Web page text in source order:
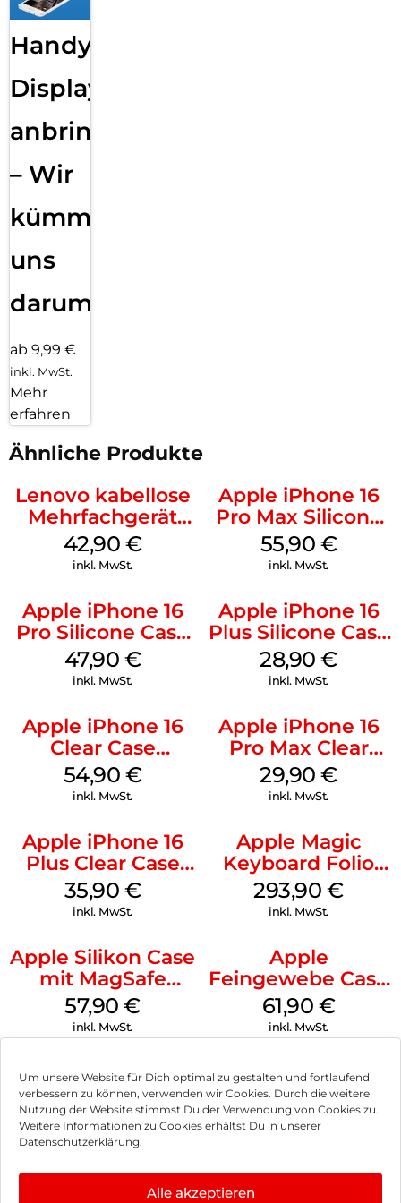
Um unsere Website für Dich optimal zu gestalten und fortlaufend
verbessern zu können, verwenden wir Cookies. Durch die weitere
Nutzung der Website stimmst Du der Verwendung von Cookies zu.
Weitere Informationen zu Cookies erhältst Du in unserer
Datenschutzerklärung.
Alle akzeptieren
Handy
Displayfolie
anbringen
– Wir
kümmern
uns
darum!
ab 9,99 €
inkl. MwSt.
Mehr
erfahren
Ähnliche Produkte
Lenovo kabellose
Mehrfachgerät
Luna Grey
42,90 €
inkl. MwSt.
Apple iPhone 16
Pro Max Silicone
Case MagSafe
Stone Gray
55,90 €
inkl. MwSt.
Apple iPhone 16
Pro Silicone Case
MagSafe Denim
47,90 €
inkl. MwSt.
Apple iPhone 16
Plus Silicone Case
MagSafe Black
28,90€
inkl. MwSt.
Apple iPhone 16
Clear Case
MagSafe
Transparent
54,90 €
inkl. MwSt.
Apple iPhone 16
Pro Max Clear
Case MagSafe
Transparent
29,90€
inkl. MwSt.
Apple iPhone 16
Plus Clear Case
MagSafe
Transparent
35,90 €
inkl. MwSt.
Apple Magic
Keyboard Folio
iPad 10.9″ (10.Gen.)
Weiß
293,90€
inkl. MwSt.
Apple Silikon Case
mit MagSafe
iPhone 14 Pro
(PRODUCT)RED
57,90€
inkl. MwSt.
Apple
Feingewebe Case
iPhone 15 Pro
MagSafe Schwarz
61,90 €
inkl. MwSt.
Impressum